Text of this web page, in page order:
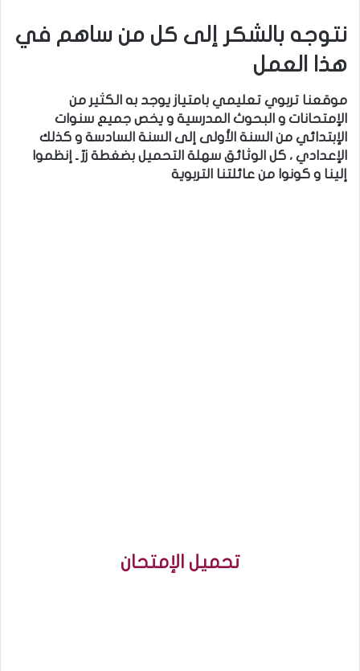
نتوجه بالشكر إلى كل من ساهم في
هذا العمل
موقعنا تربوي تعليمي بامتياز يوجد به الكثير من
الإمتحانات و البحوث المدرسية و يخص جميع سنوات
الإبتدائي من السنة الأولى إلى السنة السادسة و كذلك
الإعدادي ، كل الوثائق سهلة التحميل بضغطة زرّ ـ إنظموا
إلينا و كونوا من عائلتنا التربوية
تحميل الإمتحان